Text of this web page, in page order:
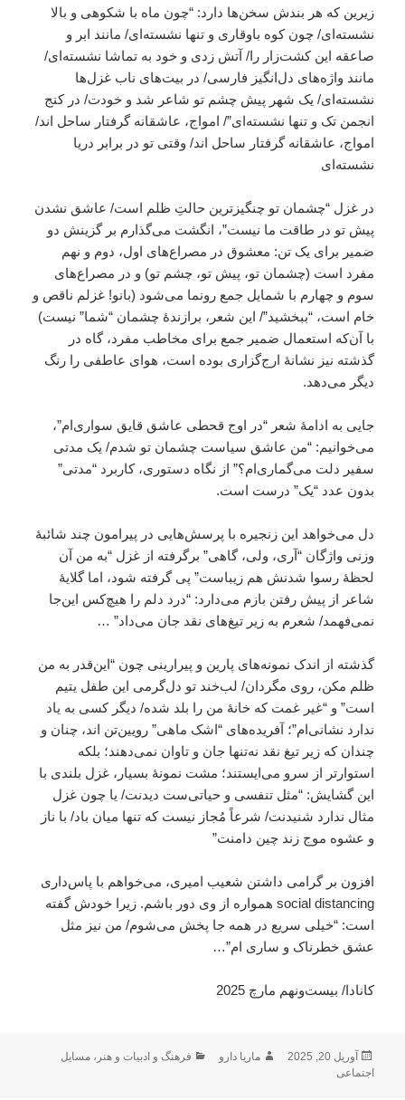
زیرین که هر بندش سخن‌ها دارد: “چون ماه با شکوهی و بالا
نشسته‌ای/ چون کوه باوقاری و تنها نشسته‌ای/ مانند ابر و
صاعقه این کشت‌زار را/ آتش زدی و خود به تماشا نشسته‌ای/
مانند واژه‌های دل‌انگیز فارسی/ در بیت‌های ناب غزل‌ها
نشسته‌ای/ یک شهر پیش چشم تو شاعر شد و خودت/ در کنج
انجمن تک و تنها نشسته‌ای”/ امواج، عاشقانه گرفتار ساحل اند/
امواج، عاشقانه گرفتار ساحل اند/ وقتی تو در برابر دریا
نشسته‌ای
در غزل “چشمان تو چنگیزترین حالتِ ظلم است/ عاشق‌ نشدن
پیش تو در طاقت ما نیست”، انگشت می‌گذارم بر گزینش دو
ضمیر برای یک تن: معشوق در مصراع‌های اول، دوم و نهم
مفرد است (چشمان تو، پیش تو، چشم تو) و در مصراع‌های
سوم و چهارم با شمایل جمع رونما می‌شود (بانو! غزلم ناقص و
خام است، “ببخشید”/ این شعر، برازندۀ چشمان “شما” نیست)
با آن‌که استعمال ضمیر جمع برای مخاطب مفرد، گاه در
گذشته‌ نیز نشانۀ ارج‌گزاری بوده است، هوای عاطفی را رنگ
دیگر می‌دهد.
جایی به ادامۀ شعر “در اوج قحطی عاشق قایق سواری‌ام”،
می‌خوانیم: “من عاشق سیاست چشمان تو شدم/ یک مدتی
سفیر دلت می‌گماری‌ام؟” از نگاه دستوری، کاربرد “مدتی”
بدون عدد “یک” درست است.
دل می‌خواهد این زنجیره با پرسش‌هایی در پیرامون چند شائبۀ
وزنی واژگان “آری، ولی، گاهی” برگرفته از غزل “به من آن
لحظۀ رسوا شدنش هم زیباست” پی گرفته شود، اما گلایۀ
شاعر از پیش رفتن بازم می‌دارد: “درد دلم را هیچ‌کس این‌جا
نمی‌فهمد/ شعرم به زیر تیغ‌های نقد جان می‌داد” …
گذشته از اندک نمونه‌های پارین و پیرارینی چون “این‌قدر به من
ظلم مکن، روی مگردان/ لب‌خند تو دل‌گرمی این طفل یتیم
است” و “غیر غمت که خانۀ من را بلد شده/ دیگر کسی به یاد
ندارد نشانی‌ام”؛ آفریده‌های “اشک ماهی” رویین‌تن اند، چنان و
چندان که زیر تیغ نقد نه‌تنها جان و تاوان نمی‌دهند؛ بلکه
استوارتر از سرو می‌ایستند؛ مشت نمونۀ بسیار، غزل بلندی با
این گشایش: “مثل تنفسی و حیاتی‌ست دیدنت/ یا چون غزل
مثال ندارد شنیدنت/ شرعاً مُجاز نیست که تنها میان باد/ با ناز
و عشوه موج زند چین دامنت”
افزون بر گرامی داشتن شعیب امیری، می‌خواهم با پاس‌داری
social distancing همواره از وی دور باشم. زیرا خودش گفته
است: “خیلی سریع در همه جا پخش می‌شوم/ من نیز مثل
عشق خطرناک و ساری ام”…
کانادا/ بیست‌ونهم مارچ 2025
ارسال
شده
آوریل 20, 2025 نویسنده
ماریا دارو دسته‌ها
فرهنگ و ادبیات و هنر ،مسایل
اجتماعی